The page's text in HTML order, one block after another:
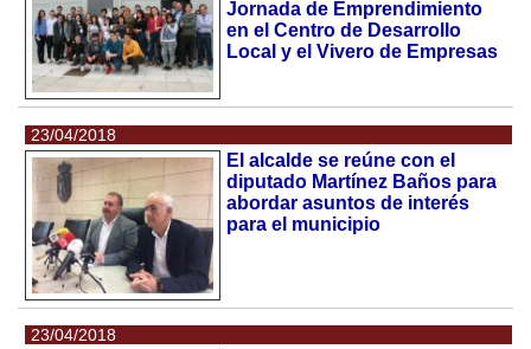
Jornada de Emprendimiento
en el Centro de Desarrollo
Local y el Vivero de Empresas
23/04/2018
El alcalde se reúne con el
diputado Martínez Baños para
abordar asuntos de interés
para el municipio
23/04/2018